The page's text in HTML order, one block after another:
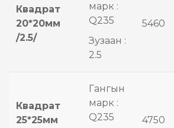
Квадрат
20*20мм
/2.5/
марк :
Q235
Зузаан :
2.5
5460
Квадрат
25*25мм
Гангын
марк :
Q235
4750